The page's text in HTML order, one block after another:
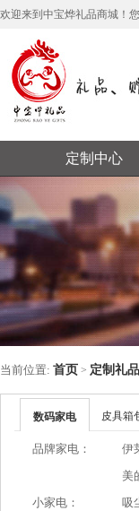
欢迎来到中宝烨礼品商城！
定制中心
当前位置: 首页 > 定制礼品
数码家电 皮具箱
品牌家电： 伊
美
小家电：
吸